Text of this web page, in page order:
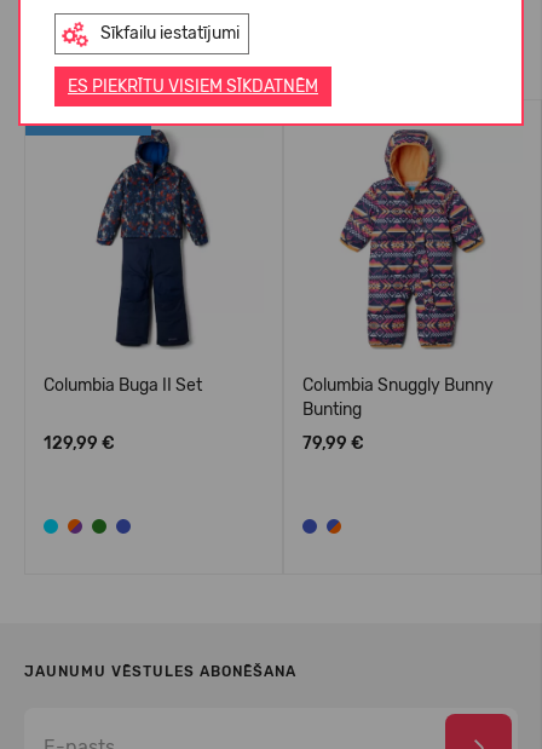
Sīkfailu iestatījumi
ES PIEKRĪTU VISIEM SĪKDATNĒM
Līdzīgas preces
Columbia Buga II Set
129,99 €
Columbia Snuggly Bunny
Bunting
79,99 €
JAUNUMU VĒSTULES ABONĒŠANA